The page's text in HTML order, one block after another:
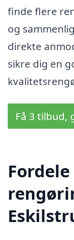
finde flere
og
direkte
sikre dig en
Få 3 tilbud,